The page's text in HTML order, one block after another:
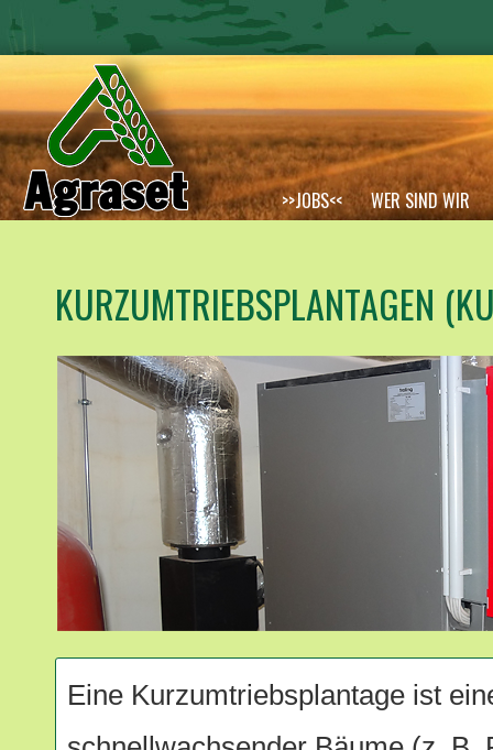
>>JOBS<<
WER SIND WIR
KURZUMTRIEBSPLANTAGEN
Eine Kurzumtriebsplantage ist